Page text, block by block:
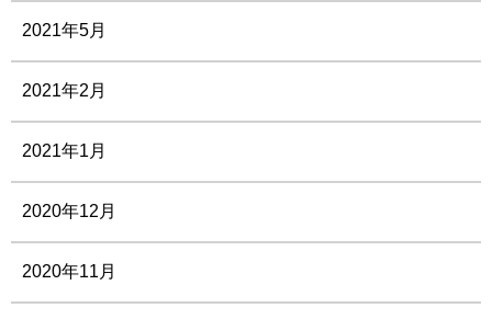
2021年5月
2021年2月
2021年1月
2020年12月
2020年11月